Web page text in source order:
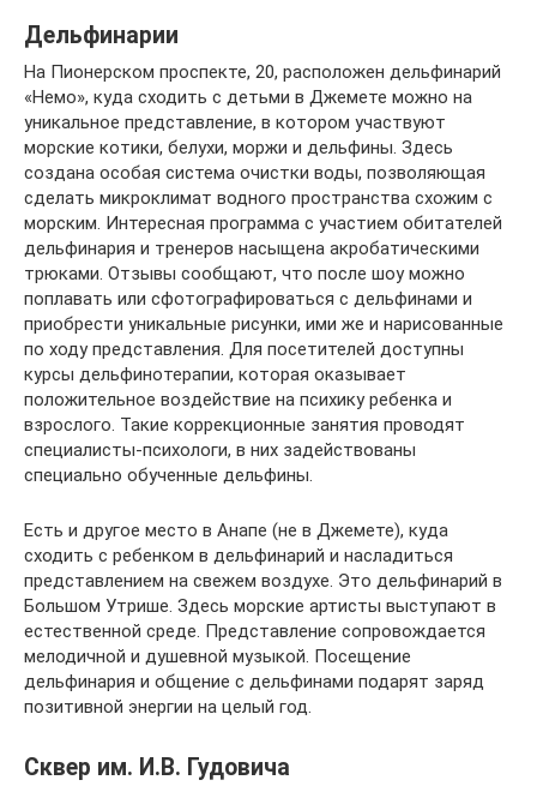
Дельфинарии
На Пионерском проспекте, 20, расположен дельфинарий
«Немо», куда сходить с детьми в Джемете можно на
уникальное представление, в котором участвуют
морские котики, белухи, моржи и дельфины. Здесь
создана особая система очистки воды, позволяющая
сделать микроклимат водного пространства схожим с
морским. Интересная программа с участием обитателей
дельфинария и тренеров насыщена акробатическими
трюками. Отзывы сообщают, что после шоу можно
поплавать или сфотографироваться с дельфинами и
приобрести уникальные рисунки, ими же и нарисованные
по ходу представления. Для посетителей доступны
курсы дельфинотерапии, которая оказывает
положительное воздействие на психику ребенка и
взрослого. Такие коррекционные занятия проводят
специалисты-психологи, в них задействованы
специально обученные дельфины.
Есть и другое место в Анапе (не в Джемете), куда
сходить с ребенком в дельфинарий и насладиться
представлением на свежем воздухе. Это дельфинарий в
Большом Утрише. Здесь морские артисты выступают в
естественной среде. Представление сопровождается
мелодичной и душевной музыкой. Посещение
дельфинария и общение с дельфинами подарят заряд
позитивной энергии на целый год.
Сквер им. И.В. Гудовича